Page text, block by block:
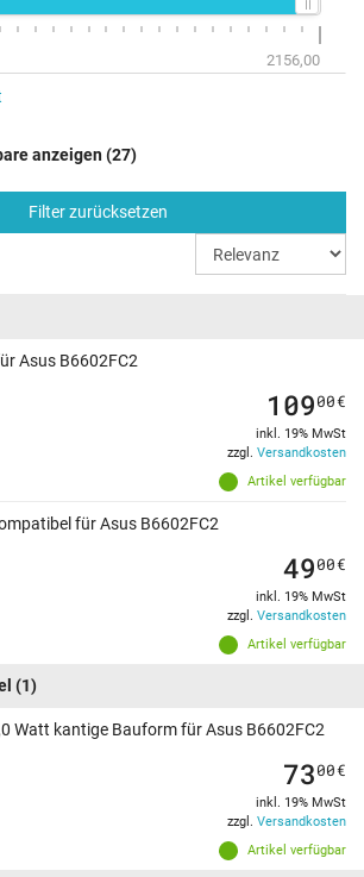
2156,00
anzeigen (27)
Filter zurücksetzen
Asus B6602FC2
Artikel verfügbar
10900€
inkl. 19% MwSt
zzgl. Versandkosten
für Asus B6602FC2
Artikel verfügbar
4900€
inkl. 19% MwSt
zzgl. Versandkosten
(1)
Watt kantige Bauform für Asus B6602FC2
Artikel verfügbar
7300€
inkl. 19% MwSt
zzgl. Versandkosten